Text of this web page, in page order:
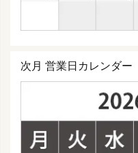
次月 営業日カレンダー